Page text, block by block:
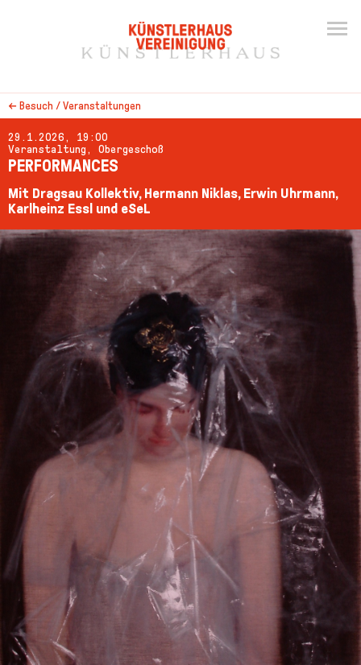
← Besuch / Veranstaltungen
29.1.2026, 19:00
Veranstaltung, Obergeschoß
PERFORMANCES
Mit Dragsau Kollektiv, Hermann Niklas, Erwin Uhrmann,
Karlheinz Essl und eSeL